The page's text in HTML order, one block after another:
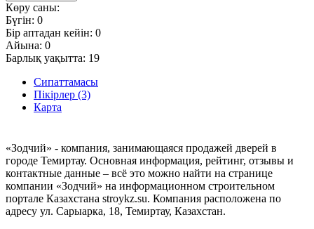
Көру саны:
Бүгін: 0
Бір аптадан кейін: 0
Айына: 0
Барлық уақытта: 19
Сипаттамасы
Пікірлер (3)
Карта
«Зодчий» - компания, занимающаяся продажей дверей в
городе Темиртау. Основная информация, рейтинг, отзывы и
контактные данные – всё это можно найти на странице
компании «Зодчий» на информационном строительном
портале Казахстана stroykz.su. Компания расположена по
адресу ул. Сарыарка, 18, Темиртау, Казахстан.